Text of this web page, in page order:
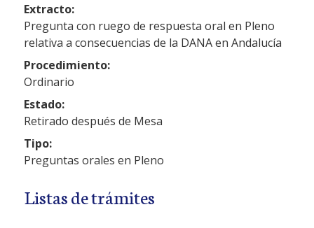
Extracto:
Pregunta con ruego de respuesta oral en Pleno
relativa a consecuencias de la DANA en Andalucía
Procedimiento:
Ordinario
Estado:
Retirado después de Mesa
Tipo:
Preguntas orales en Pleno
Listas de trámites